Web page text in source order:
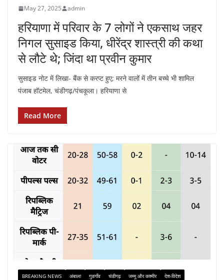
May 27, 2025 admin
हरियाणा में परिवार के 7 लोगों ने एकसाथ जहर
निगल सुसाइड किया, धीरेंद्र शास्त्री की कथा
से लौटे थे; जिंदा था प्रवीन कुमार
सुसाइड नोट में लिखा- बैंक से करप्ट हुए; मरने वालों में तीन बच्चे भी शामिल
पंजाब हॉटमेल, चंडीगढ़/पंचकूला। हरियाणा से
Read More
BREAKING NEWS अंबाला गुडगाँव चंडीगढ़ जम्मू और कश्मीर
देश-विदेश